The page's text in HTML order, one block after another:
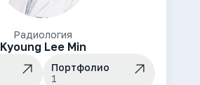
Радиология
Kyoung Lee Min
Портфолио
1